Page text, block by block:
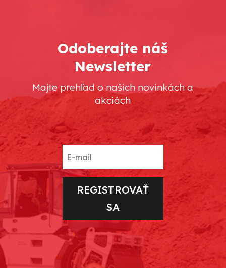
Odoberajte náš
Newsletter
Majte prehľad o našich novinkách a
akciách
REGISTROVAŤ
SA